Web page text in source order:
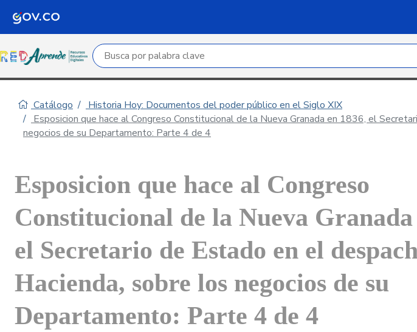
Campo de búsqueda por palabra clave
Catálogo
Historia Hoy: Documentos del poder público en el Siglo XIX
Esposicion que hace al Congreso Constitucional de la Nueva Granada en 1836, el
negocios de su Departamento: Parte 4 de 4
Esposicion que hace al Congreso
Constitucional de la Nueva Granada
el Secretario de Estado en el
Hacienda, sobre los negocios de su
Departamento: Parte 4 de 4